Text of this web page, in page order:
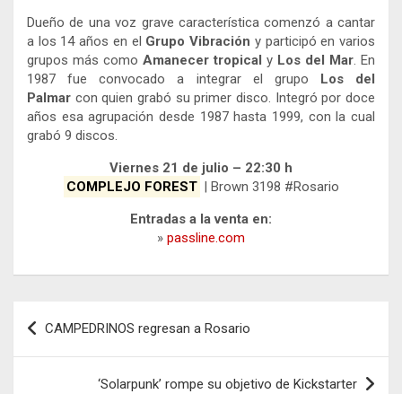
Dueño de una voz grave característica comenzó a cantar
a los 14 años en el Grupo Vibración y participó en varios
grupos más como Amanecer tropical y Los del Mar. En
1987 fue convocado a integrar el grupo
Los del
Palmar con quien grabó su primer disco. Integró por doce
años esa agrupación desde 1987 hasta 1999, con la cual
grabó 9 discos.
Viernes 21 de julio – 22:30 h
COMPLEJO FOREST
| Brown 3198 #Rosario
Entradas a la venta en:
» passline.com
Navegación
de
entradas
CAMPEDRINOS regresan a Rosario
‘Solarpunk’ rompe su objetivo de Kickstarter